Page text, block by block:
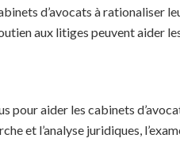
d’avocats à rationaliser
aux litiges peuvent aider
pour aider les cabinets
et l’analyse juridiques,